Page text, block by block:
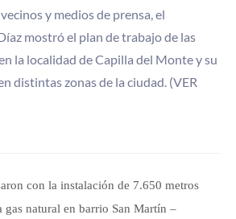
y medios de prensa, el
mostró el plan de trabajo de las
la localidad de Capilla del Monte y su
distintas zonas de la ciudad. (VER
con la instalación de 7.650 metros
gas natural en barrio San Martín –